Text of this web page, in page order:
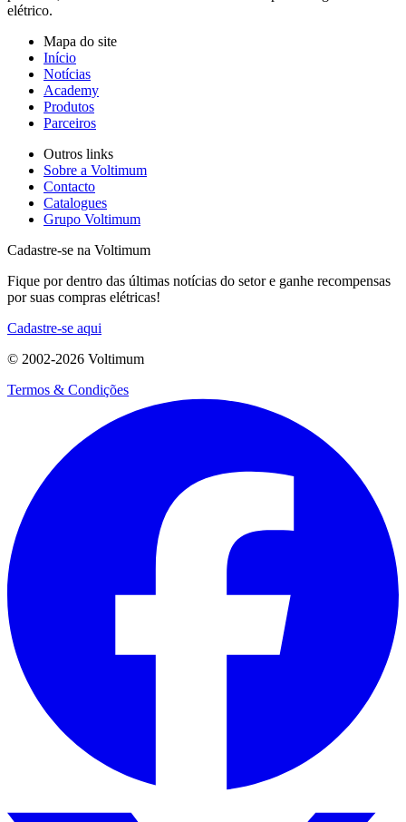
elétrico.
Mapa do site
Início
Notícias
Academy
Produtos
Parceiros
Outros links
Sobre a Voltimum
Contacto
Catalogues
Grupo Voltimum
Cadastre-se na Voltimum
Fique por dentro das últimas notícias do setor e ganhe recompensas
por suas compras elétricas!
Cadastre-se aqui
© 2002-2026 Voltimum
Termos & Condições